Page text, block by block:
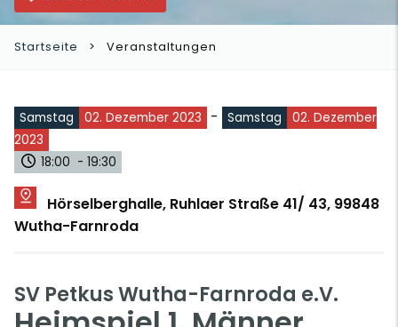
Startseite Veranstaltungen
Samstag 02. Dezember 2023 - Samstag
02. Dezember
2023
18:00 - 19:30
Hörselberghalle, Ruhlaer Straße 41/ 43, 99848
Wutha-Farnroda
SV Petkus Wutha-Farnroda e.V.